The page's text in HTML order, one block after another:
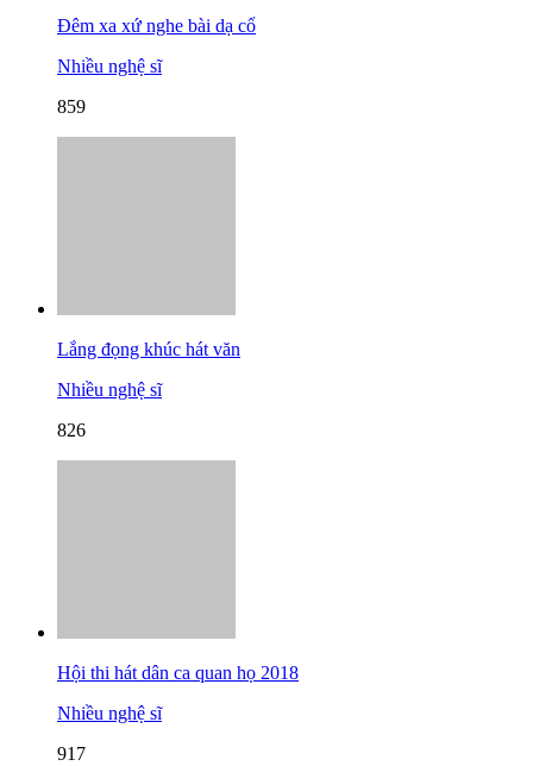
Đêm xa xứ nghe bài dạ cổ
Nhiều nghệ sĩ
859
Lắng đọng khúc hát văn
Nhiều nghệ sĩ
826
Hội thi hát dân ca quan họ 2018
Nhiều nghệ sĩ
917